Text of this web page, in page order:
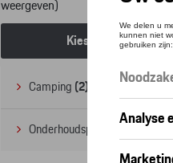
weergeven)
Kies een model
Camping (2)
Onderhoudsproducten (1)